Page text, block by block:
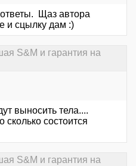
Щаз автора
и сцылку дам :)
S&M и гарантия на
выносить тела....
состоится
S&M и гарантия на